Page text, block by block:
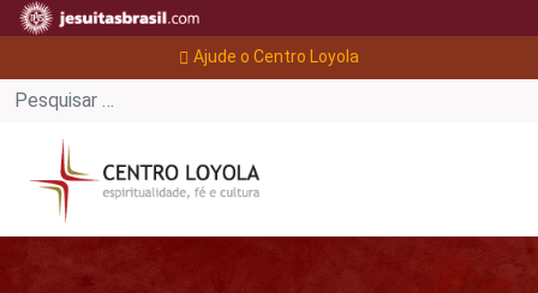
Ajude o Centro Loyola